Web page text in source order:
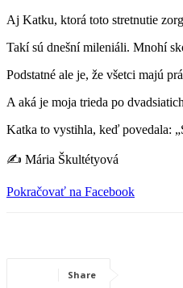
Aj Katku, ktorá toto stretnutie
Takí sú dnešní mileniáli. Mnohí
Podstatné ale je, že všetci majú
A aká je moja trieda po
Katka to vystihla, keď povedala:
✍ Mária Škultétyová
Pokračovať na Facebook
Share